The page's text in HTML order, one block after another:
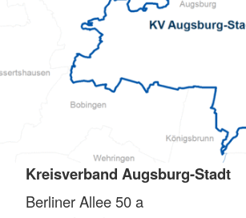
Kreisverband Augsburg-Stadt
Berliner Allee 50 a